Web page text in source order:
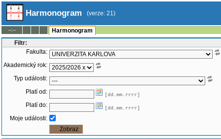
Harmonogram (verze: 21)
--:--
Harmonogram
Filtr:
Fakulta:
Akademický rok:
Typ události:
Platí od:
[dd.mm.rrrr]
Platí do: [dd.mm.rrrr]
Moje události: